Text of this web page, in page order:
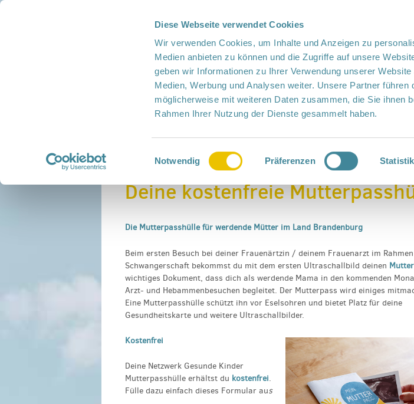
Diese Webseite verwendet Cookies
Wir verwenden Cookies, um Inhalte und Anzeigen zu
Medien anbieten zu können und die Zugriffe auf unsere
geben wir Informationen zu Ihrer Verwendung unserer
Medien, Werbung und Analysen weiter. Unsere Partner führen
möglicherweise mit weiteren Daten zusammen, die Sie ihnen
Rahmen Ihrer Nutzung der Dienste gesammelt haben.
Einwilligungsauswahl
Notwendig Präferenzen
Intern Netzwerk-Kompass Leichte Sprache
Termine
Deine kostenfreie Mutterpasshülle
Deine kostenfreie
Die Mutterpasshülle für werdende Mütter im Land Brandenburg
Beim ersten Besuch bei deiner Frauenärtzin / deinem Frauenarzt im
Schwangerschaft bekommst du mit dem ersten Ultraschallbild deinen
wichtiges Dokument, dass dich als werdende Mama in den kommenden
Arzt- und Hebammenbesuchen begleitet. Der Mutterpass wird einiges
Eine Mutterpasshülle schützt ihn vor Eselsohren und bietet Platz für deine
Gesundheitskarte und weitere Ultraschallbilder.
Kostenfrei
Deine Netzwerk Gesunde Kinder
Mutterpasshülle erhältst du kostenfrei.
Fülle dazu einfach dieses Formular aus